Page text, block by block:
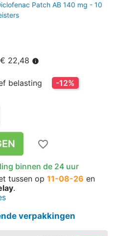
Patch AB 140 mg - 10
22,48 info
belasting -12%
favorite_border
binnen de 24 uur
tussen op 11-08-26 en
.
verpakkingen